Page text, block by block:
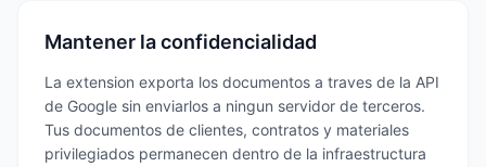
Mantener la confidencialidad
La extension exporta los documentos a traves de la API
de Google sin enviarlos a ningun servidor de terceros.
Tus documentos de clientes, contratos y materiales
privilegiados permanecen dentro de la infraestructura